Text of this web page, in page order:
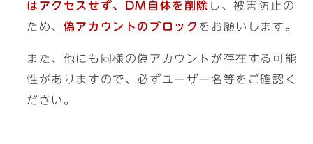
はアクセスせず、DM自体を削除 し、被害防止の
ため、 偽アカウントのブロック をお願いします。
また、他にも同様の偽アカウントが存在する可能
性がありますので、必ずユーザー名等をご確認く
ださい。